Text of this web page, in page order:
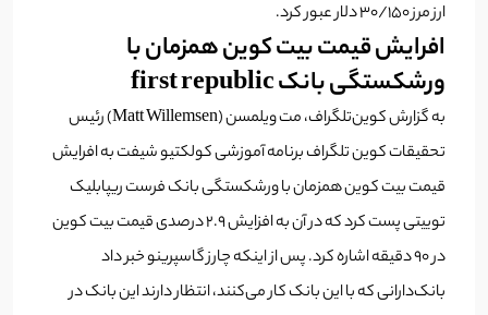
ارز مرز ۳۰/۱۵۰ دلار عبور کرد.
افرایش قیمت بیت کوین همزمان با
ورشکستگی بانک first republic
به گزارش کوین‌تلگراف، مت ویلمسن (Matt Willemsen) رئیس
تحقیقات کوین تلگراف برنامه آموزشی کولکتیو شیفت به افرایش
قیمت بیت کوین همزمان با ورشکستگی بانک فرست ریپابلیک
توییتی پست کرد که در آن به افزایش ۲.۹ درصدی قیمت بیت کوین
در ۹۰ دقیقه اشاره کرد. پس از اینکه چارز گاسپرینو خبر داد
بانک‌دارانی که با این بانک کار می‌کنند، انتظار دارند این بانک در